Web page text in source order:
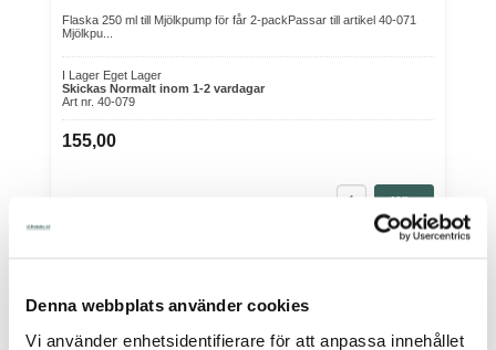
Denna webbplats använder cookies
Vi använder enhetsidentifierare för att anpassa innehållet
Flaska 250 ml till Mjölkpump för får 2-packPassar till artikel 40-071
Mjölkpu...
I Lager Eget Lager
Skickas Normalt inom 1-2 vardagar
Art nr. 40-079
155,00
Köp